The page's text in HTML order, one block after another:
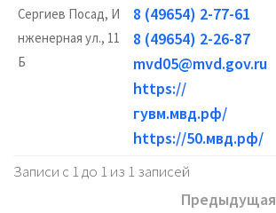
Сергиев Посад, И
нженерная ул., 11
Б
8 (49654) 2-77-61
8 (49654) 2-26-87
mvd05@mvd.gov.ru
https://
гувм.мвд.рф/
https://50.мвд.рф/
Записи с 1 до 1 из 1 записей
Предыдущая